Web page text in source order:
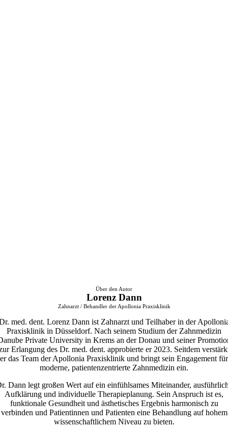
Über den Autor
Lorenz Dann
Zahnarzt / Behandler der Apollonia Praxisklinik
med. dent. Lorenz Dann ist Zahnarzt und Teilhaber in der
Praxisklinik in Düsseldorf. Nach seinem Studium der Zahnmedizin
Private University in Krems an der Donau und seiner
Erlangung des Dr. med. dent. approbierte er 2023. Seitdem
er das Team der Apollonia Praxisklinik und bringt sein Engagement für
moderne, patientenzentrierte Zahnmedizin ein.
Dann legt großen Wert auf ein einfühlsames Miteinander,
Aufklärung und individuelle Therapieplanung. Sein Anspruch ist es,
funktionale Gesundheit und ästhetisches Ergebnis harmonisch zu
verbinden und Patientinnen und Patienten eine Behandlung auf hohem
wissenschaftlichem Niveau zu bieten.